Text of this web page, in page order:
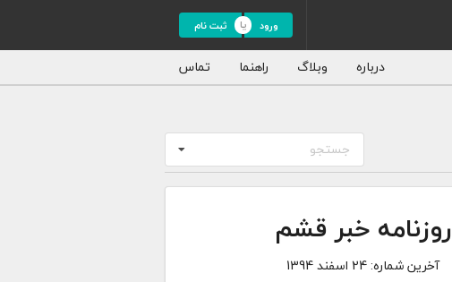
ورود ثبت نام
درباره وبلاگ راهنما تماس
جستجو
روزنامه خبر قشم
آخرین شماره:24 اسفند 1394